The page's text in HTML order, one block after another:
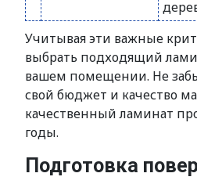
Учитывая эти важные
выбрать подходящий
вашем помещении. Не
свой бюджет и качество
качественный ламинат
годы.
Подготовка